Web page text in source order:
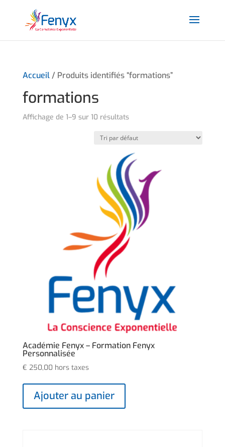
Accueil/ Produits identifiés “formations”
formations
Affichage de 1–9 sur 10 résultats
Académie Fenyx – Formation Fenyx
Personnalisée
€ 250,00 hors taxes
Ajouter au panier